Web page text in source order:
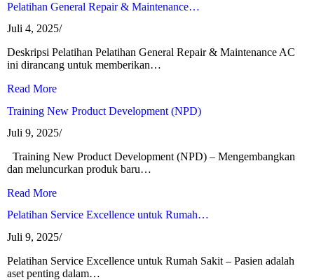
Pelatihan General Repair & Maintenance…
Juli 4, 2025/
Deskripsi Pelatihan Pelatihan General Repair & Maintenance AC
ini dirancang untuk memberikan…
Read More
Training New Product Development (NPD)
Juli 9, 2025/
Training New Product Development (NPD) – Mengembangkan
dan meluncurkan produk baru…
Read More
Pelatihan Service Excellence untuk Rumah…
Juli 9, 2025/
Pelatihan Service Excellence untuk Rumah Sakit – Pasien adalah
aset penting dalam…